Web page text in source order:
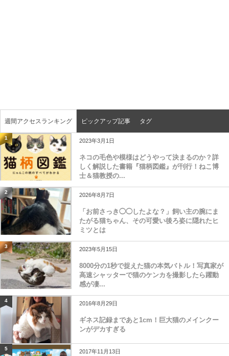
週間アクセスランキング ピックアップ記事 タグ
1 2023年3月1日
ネコの毛色や模様はどうやって決まるのか？詳
しく解説した書籍『猫柄図鑑』が刊行！ねこ博
士＆猫教授の...
2 2026年8月7日
「お前さっき◯◯したよな？」飼い主の腕にま
たがる猫ちゃん、その可愛い後ろ姿に隠れたヒ
ミツとは
3 2023年5月15日
8000分の1秒で捉えた猫の本気バトル！写真家が
高速シャッターで猫のケンカを撮影したら躍動
感が凄...
4 2016年8月29日
ギネス記録まであと1cm！巨大猫のメインクー
ンがデカすぎる
5 2017年11月13日